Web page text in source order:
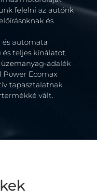
felelni az autónk
és
automata
teljes kínálatot,
adalék
Power Ecomax
tapasztalatnak
vált.